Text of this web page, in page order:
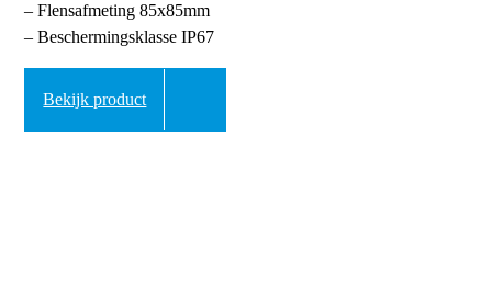
– Flensafmeting 85x85mm
– Beschermingsklasse IP67
Bekijk product